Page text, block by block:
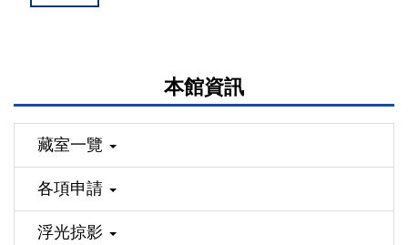
本館資訊
藏室一覽
各項申請
浮光掠影